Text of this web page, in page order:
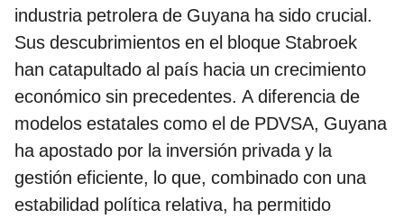
industria petrolera de Guyana ha sido crucial.
Sus descubrimientos en el bloque Stabroek
han catapultado al país hacia un crecimiento
económico sin precedentes. A diferencia de
modelos estatales como el de PDVSA, Guyana
ha apostado por la inversión privada y la
gestión eficiente, lo que, combinado con una
estabilidad política relativa, ha permitido